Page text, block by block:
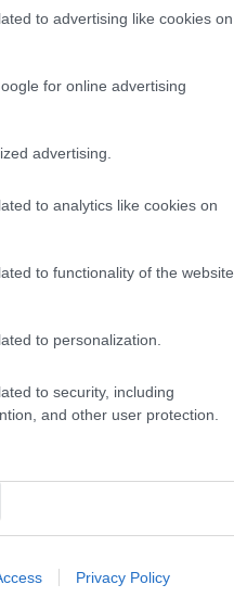
to advertising like cookies on
for online advertising
advertising.
to analytics like cookies on
to functionality of the website
to personalization.
to security, including
and other user protection.
Privacy Policy
έχουν πάρει
καθώς ο
καμία σχέση
επίσης από